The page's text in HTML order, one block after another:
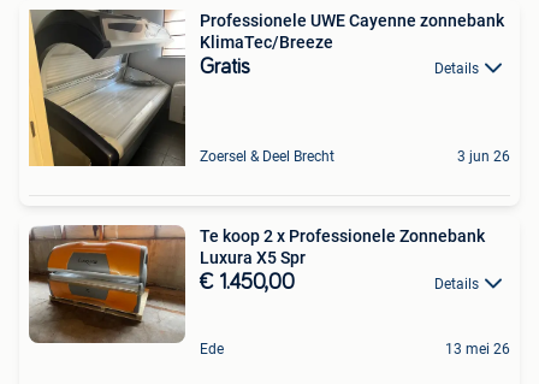
Professionele UWE Cayenne zonnebank
KlimaTec/Breeze
Gratis Details
Zoersel & Deel Brecht 3 jun 26
Te koop 2 x Professionele Zonnebank
Luxura X5 Spr
€ 1.450,00 Details
Ede 13 mei 26